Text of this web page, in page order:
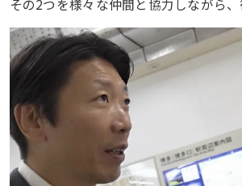
その2つを様々な仲間と協力しながら、